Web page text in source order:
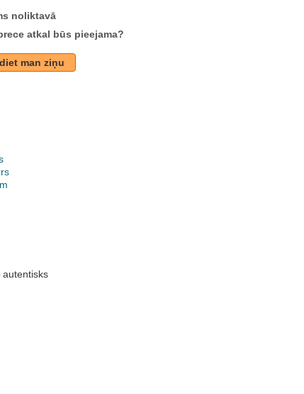
noliktavā
atkal būs pieejama?
man ziņu
autentisks